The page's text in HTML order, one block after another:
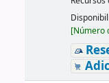
[Número